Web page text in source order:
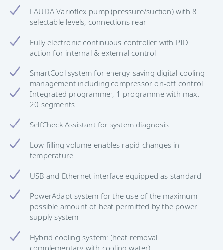
LAUDA Varioflex pump (pressure/suction) with 8
selectable levels, connections rear
Fully electronic continuous controller with PID
action for internal & external control
SmartCool system for energy-saving digital cooling
management including compressor on-off control
Integrated programmer, 1 programme with max.
20 segments
SelfCheck Assistant for system diagnosis
Low filling volume enables rapid changes in
temperature
USB and Ethernet interface equipped as standard
PowerAdapt system for the use of the maximum
possible amount of heat permitted by the power
supply system
Hybrid cooling system: (heat removal
complementary with cooling water)